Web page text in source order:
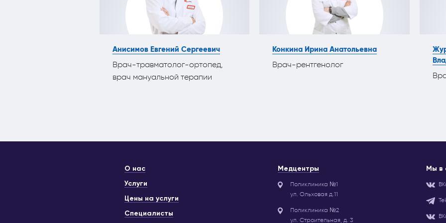
Анисимов Евгений Сергеевич
Врач-травматолог-ортопед,
врач мануальной терапии
Конкина Ирина Анатольевна
Врач-рентгенолог
О нас
Услуги
Цены на услуги
Специалисты
Медцентры
Поликлиника №1
ул. Ольховая д.11
Поликлиника №2
ул. Строительная, д. 3
Мы в